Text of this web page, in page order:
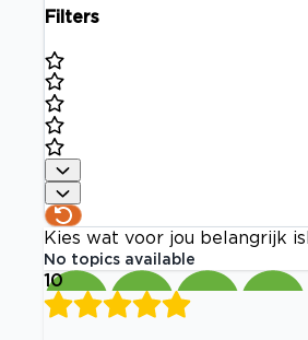
Filters
Kies wat voor jou belangrijk is
No topics available
10